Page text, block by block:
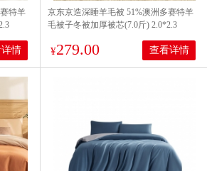
特羊
情
京东京造深睡羊毛被 51%澳洲多赛特羊
毛被子冬被加厚被芯(7.0斤) 2.0*2.3
¥279.00 查看详情